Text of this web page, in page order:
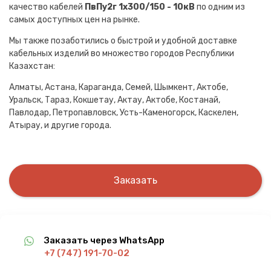
качество кабелей ПвПу2г 1х300/150 - 10кВ по одним из
самых доступных цен на рынке.
Мы также позаботились о быстрой и удобной доставке
кабельных изделий во множество городов Республики
Казахстан:
Алматы, Астана, Караганда, Семей, Шымкент, Актобе,
Уральск, Тараз, Кокшетау, Актау, Актобе, Костанай,
Павлодар, Петропавловск, Усть-Каменогорск, Каскелен,
Атырау, и другие города.
Заказать
Заказать через WhatsApp
+7 (747) 191-70-02